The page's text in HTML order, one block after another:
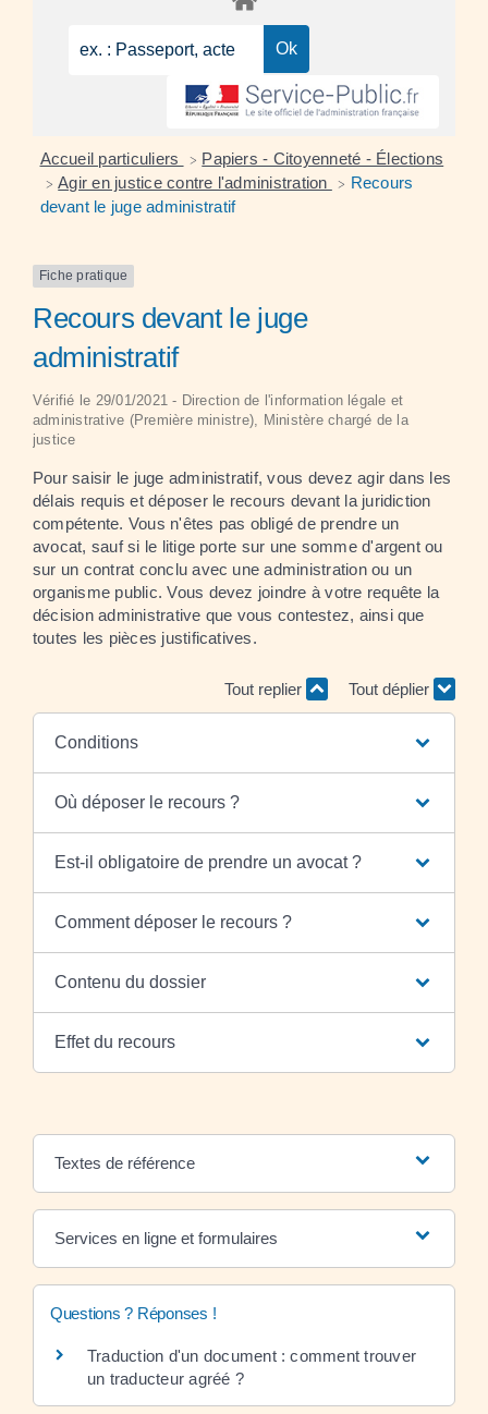
Accueil particuliers > Papiers - Citoyenneté - Élections
> Agir en justice contre l'administration > Recours
devant le juge administratif
Fiche pratique
Recours devant le juge
administratif
Vérifié le 29/01/2021 - Direction de l'information légale et
administrative (Première ministre), Ministère chargé de la
justice
Pour saisir le juge administratif, vous devez agir dans les
délais requis et déposer le recours devant la juridiction
compétente. Vous n'êtes pas obligé de prendre un
avocat, sauf si le litige porte sur une somme d'argent ou
sur un contrat conclu avec une administration ou un
organisme public. Vous devez joindre à votre requête la
décision administrative que vous contestez, ainsi que
toutes les pièces justificatives.
Tout replier Tout déplier
Conditions
Où déposer le recours ?
Est-il obligatoire de prendre un avocat ?
Comment déposer le recours ?
Contenu du dossier
Effet du recours
Textes de référence
Services en ligne et formulaires
Questions ? Réponses !
Traduction d'un document : comment trouver
un traducteur agréé ?